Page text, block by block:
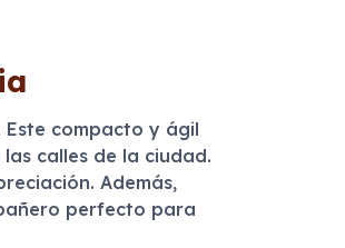
Este compacto y ágil
calles de la ciudad.
Además,
perfecto para